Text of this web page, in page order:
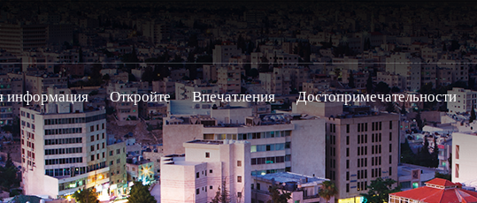
информация Откройте Впечатления Достопримечательности